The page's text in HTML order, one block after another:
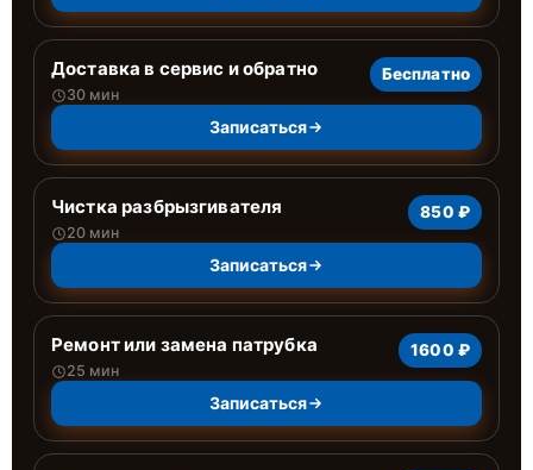
Доставка в сервис и обратно
30 мин
Бесплатно
Записаться
Чистка разбрызгивателя
20 мин
850 ₽
Записаться
Ремонт или замена патрубка
25 мин
1600 ₽
Записаться